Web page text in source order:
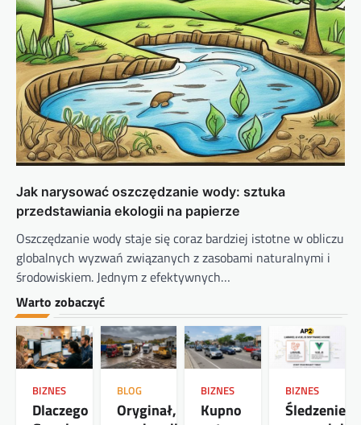
Jak narysować oszczędzanie wody: sztuka
przedstawiania ekologii na papierze
Oszczędzanie wody staje się coraz bardziej istotne w obliczu
globalnych wyzwań związanych z zasobami naturalnymi i
środowiskiem. Jednym z efektywnych…
Warto zobaczyć
BIZNES
Dlaczego
BLOG
Oryginał,
BIZNES
Kupno
BIZNES
Śledzenie